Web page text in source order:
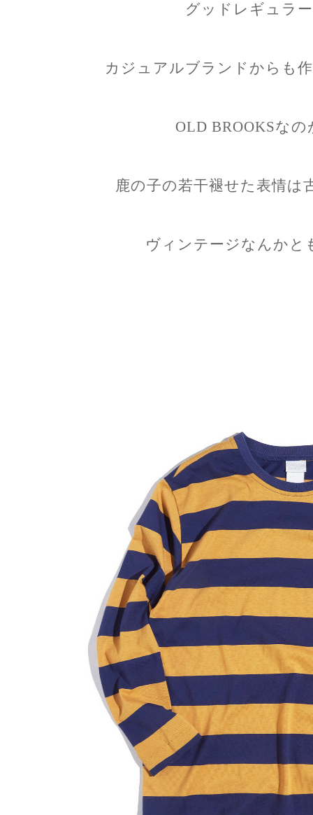
グッドレギュラ
カジュアルブランドからも
OLD BROOKSな
鹿の子の若干褪せた表情は
ヴィンテージなんかと